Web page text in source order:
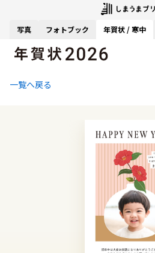
写真 フォトブック 年賀状 / 寒中
一覧へ戻る